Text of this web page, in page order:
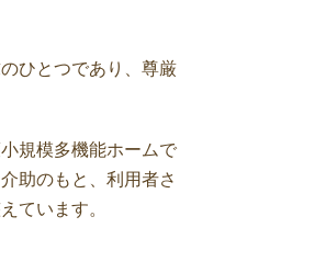
ひとつであり、尊厳
規模多機能ホームで
助のもと、利用者さ
ています。